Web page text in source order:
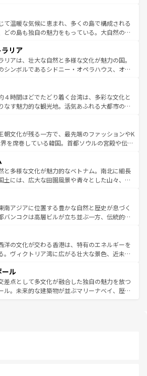
無料で観光を楽しむこともできる。 なお、新
情報はコンテンツ一覧 を参照してほしい。
大都市は、観光、ショッピング、エンターテイ
詰まった刺激的なスポットだ。一方、アメリカ
自然が広がり、グランドキャニオンやイエロー
オーリンズでは、音楽と美食が融合した独特の
。旅行者はアメリカの各地域で異なる魅力を楽
、その多様性と豊かな歴史を感じることができ
旅のスタイルだ。 なお、新着のアメリカ
テンツ一覧を参照してほしい。
て温暖な気候に恵まれ、多くの島で構成される
どの島も独自の魅力をもっている。大自然の神
逃せない。また、定番の観光地といえばオアフ
かな自然を求めるならマウイ島やカウアイ島が
エメラルドグリーンに輝く海をはじめ、豊かな
なしの心で訪れる人々を迎えてくれるハワイの
しいローカルフードやハワイアンミュージッ
なフラダンスなど、すべてがハワイの魅力を彩
ってほしい。 なお、新着のハワイ情報
ツ一覧を参照してほしい。
リア
リアは、壮大な自然と多様な文化が魅力の国。
シンボルであるシドニー・オペラハウス、オー
や大陸中央部にそびえるウルル（エアーズロッ
マニアの美しい原生林やケアンズの熱帯雨林な
ろがたくさん。また、カフェやワイン、オージ
ティビティも充実しており、サーフィンやダイ
イキングなど、アウトドア好きにはたまらな
トラリアの多彩な魅力を存分に味わいつくそ
い。
４時間ほどでたどり着く台湾は、多彩な文化と
なす魅力的な観光地。活気あふれる大都市の台
つな山岳地帯である台湾東部など、都市の喧騒
けさが共存しており、訪れる人に新しい発見と
らしてくれる。また、奥深い台湾の食文化も魅
と評判のスイーツなど、バラエティ豊かな料理
が味わえる。 なお、新着の台湾情報は コンテンツ一覧を参
い。
朝文化が残る一方で、最先端のファッションやK
を席巻している韓国。首都ソウルの宮殿や伝統
足を延ばせば四季折々の自然美を楽しむことが
して、キムチや焼肉、絶品のストリートフード
ざまな韓国料理が待っている。夜には、韓国な
まれながら、韓国の多彩な魅力を心ゆくまで味
わってみてほしい。 なお、新着の韓国情報はコンテンツ一
てほしい。
と多様な文化が魅力的なベトナム。南北に細長
土には、広大な田園風景や青々とした山々、世
と共に伝統が息づく。ハノイの古い町並みやホ
のフランス統治時代の建物も、独特の雰囲気を
いる。また、バラエティの豊かさとおいしさで
ーやバインミー、ベトナムコーヒーなどは、ぜ
わいたい。どの地域を訪れてもあたたかい人々
迎えてくれるので、きっと忘れられない旅にな
い。
南アジアに位置する豊かな自然と歴史が息づく
バンコクは高層ビルが立ち並ぶ一方、伝統的な
差している。北部ではチェンマイなどの山岳地
触れ合い、南部ではプーケットやクラビの美し
リゾート気分を楽しむことができる。タイ料理
候は一年中温暖で、どの季節にも異なる楽しみ
る。親しみやすいタイの人々、仏教を中心とし
して多様な観光資源が、訪れる旅人を魅了し続
洋の文化が交わる香港は、特有のエネルギーを
。ヴィクトリア湾に広がる壮大な景色、近未来
訪れても感動するはず。観光スポットが密集し
率よく見どころを回れるのも魅力。息をのむよ
ら文化的な体験まで、香港を存分に楽しみ尽く
ール
差点として多文化が融合した独自の魅力を放つ
ル。未来的な建築物が並ぶマリーナベイ、歴史
ーズは地元の風情を楽しめる外せないスポット